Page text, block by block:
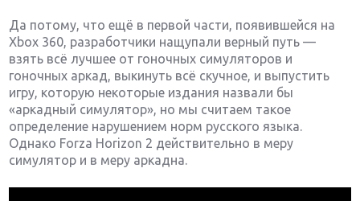
Да потому, что ещё в первой части, появившейся на
Xbox 360, разработчики нащупали верный путь —
взять всё лучшее от гоночных симуляторов и
гоночных аркад, выкинуть всё скучное, и выпустить
игру, которую некоторые издания назвали бы
«аркадный симулятор», но мы считаем такое
определение нарушением норм русского языка.
Однако Forza Horizon 2 действительно в меру
симулятор и в меру аркадна.